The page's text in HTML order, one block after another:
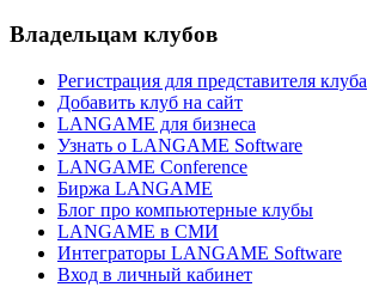
Владельцам клубов
Регистрация для представителя клуба
Добавить клуб на сайт
LANGAME для бизнеса
Узнать о LANGAME Software
LANGAME Conference
Биржа LANGAME
Блог про компьютерные клубы
LANGAME в СМИ
Интеграторы LANGAME Software
Вход в личный кабинет